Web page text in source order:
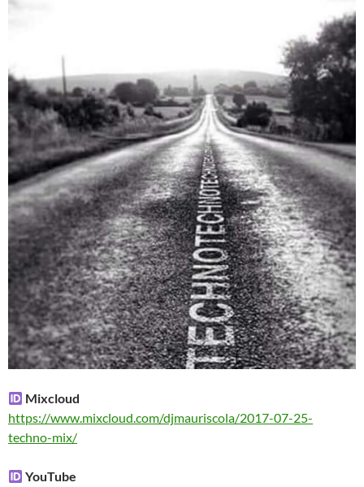
Mixcloud
https://www.mixcloud.com/djmauriscola/2017-07-25-
techno-mix/
YouTube